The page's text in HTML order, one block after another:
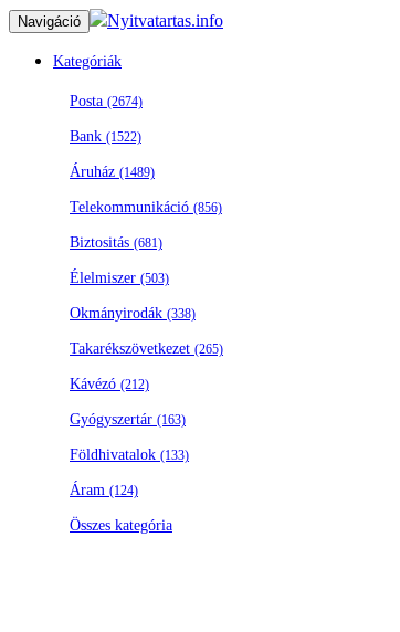
Navigáció Nyitvatartas.info
Kategóriák
Posta (2674)
Bank (1522)
Áruház (1489)
Telekommunikáció (856)
Biztositás (681)
Élelmiszer (503)
Okmányirodák (338)
Takarékszövetkezet (265)
Kávézó (212)
Gyógyszertár (163)
Földhivatalok (133)
Áram (124)
Összes kategória